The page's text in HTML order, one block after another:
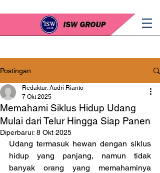
Postingan
Memahami Siklus Hidup Udang
Mulai dari Telur Hingga Siap Panen
Redaktur: Audri Rianto
7 Okt 2025
Diperbarui: 8 Okt 2025
Udang termasuk hewan dengan siklus
hidup yang panjang, namun tidak
banyak orang yang memahaminya